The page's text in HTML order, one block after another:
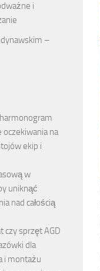
i
–
oczekiwania na
ekip i
w
uniknąć
nad całością
czy sprzęt AGD
dla
i montażu